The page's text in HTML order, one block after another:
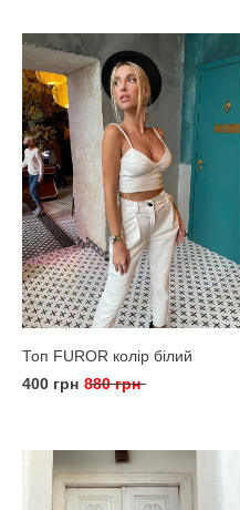
Топ FUROR колір білий
400 грн 880 грн